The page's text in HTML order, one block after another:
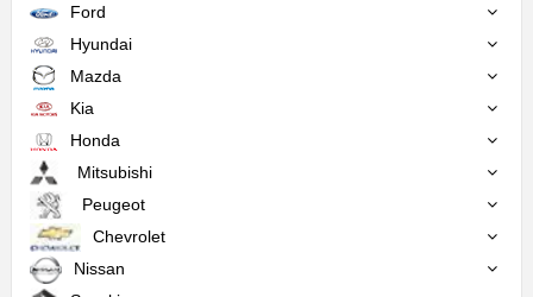
Ford
Hyundai
Mazda
Kia
Honda
Mitsubishi
Peugeot
Chevrolet
Nissan